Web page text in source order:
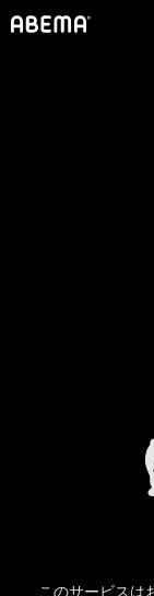
このサービスは